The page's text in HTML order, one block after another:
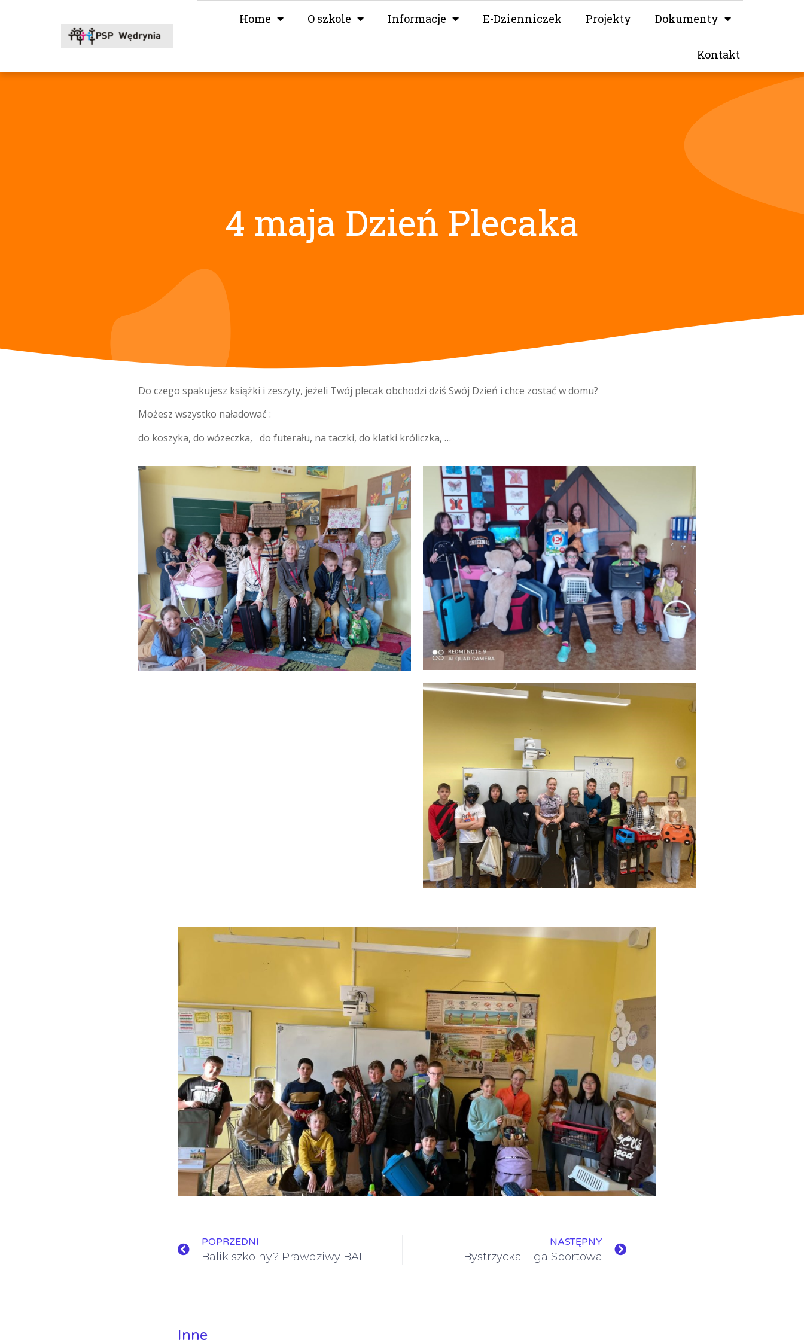
Home O szkole Informacje E-Dzienniczek Projekty Dokumenty
Kontakt
4 maja Dzień Plecaka
Do czego spakujesz książki i zeszyty, jeżeli Twój plecak obchodzi dziś Swój Dzień i chce zostać w domu?
Możesz wszystko naładować :
do koszyka, do wózeczka, do futerału, na taczki, do klatki króliczka, …
POPRZEDNI
Balik szkolny? Prawdziwy BAL!
NASTĘPNY
Bystrzycka Liga Sportowa
Inne